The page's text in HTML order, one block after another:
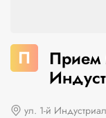
П
Прием
ул. 1-й